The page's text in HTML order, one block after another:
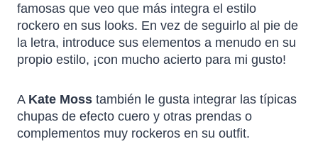
famosas que veo que más integra el estilo
rockero en sus looks. En vez de seguirlo al pie de
la letra, introduce sus elementos a menudo en su
propio estilo, ¡con mucho acierto para mi gusto!
A Kate Moss también le gusta integrar las típicas
chupas de efecto cuero y otras prendas o
complementos muy rockeros en su outfit.